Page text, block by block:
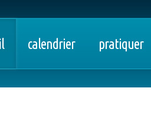
calendrier pratiquer